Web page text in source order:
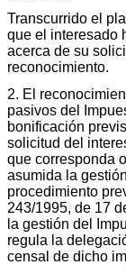
Transcurrido el
que el interesado
acerca de su
reconocimiento.
2. El
pasivos del
bonificación
solicitud del
que corresponda
asumida la
procedimiento
243/1995, de 17
la gestión del
regula la
censal de dicho